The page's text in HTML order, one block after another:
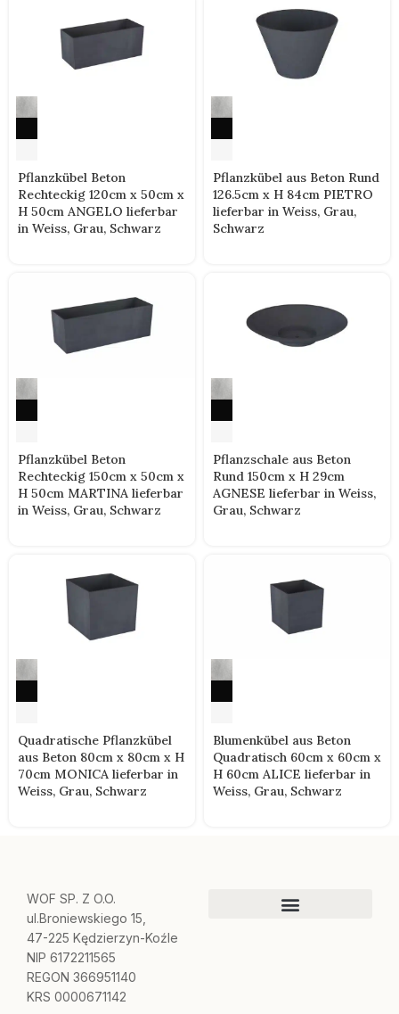
Pflanzkübel Beton
Rechteckig 120cm x 50cm x
H 50cm ANGELO lieferbar
in Weiss, Grau, Schwarz
Pflanzkübel aus Beton Rund
126.5cm x H 84cm PIETRO
lieferbar in Weiss, Grau,
Schwarz
Pflanzkübel Beton
Rechteckig 150cm x 50cm x
H 50cm MARTINA lieferbar
in Weiss, Grau, Schwarz
Pflanzschale aus Beton
Rund 150cm x H 29cm
AGNESE lieferbar in Weiss,
Grau, Schwarz
Quadratische Pflanzkübel
aus Beton 80cm x 80cm x H
70cm MONICA lieferbar in
Weiss, Grau, Schwarz
Blumenkübel aus Beton
Quadratisch 60cm x 60cm x
H 60cm ALICE lieferbar in
Weiss, Grau, Schwarz
WOF SP. Z O.O.
ul.Broniewskiego 15,
47-225 Kędzierzyn-Koźle
NIP 6172211565
REGON 366951140
KRS 0000671142